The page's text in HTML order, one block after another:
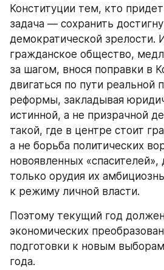
Конституции тем, кто
задача — сохранить
демократической зрелости.
гражданское общество,
за шагом, внося поправки в
двигаться по пути реальной
реформы, закладывая
истинной, а не призрачной
такой, где в центре стоит
а не борьба политических
новоявленных
только орудия их
к режиму личной власти.
Поэтому текущий год
экономических
подготовки к новым выборам
года.